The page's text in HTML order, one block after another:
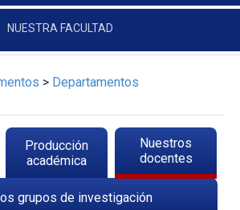
NUESTRA FACULTAD
> Departamentos
Producción
académica
Nuestros
docentes
(solapa activa)
grupos de investigación